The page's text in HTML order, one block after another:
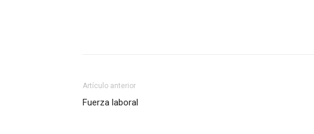
Artículo anterior
Fuerza laboral